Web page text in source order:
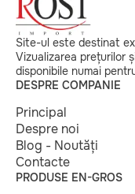
Site-ul este destinat
Vizualizarea prețurilor
disponibile numai
DESPRE COMPANIE
Principal
Despre noi
Blog - Noutăți
Contacte
PRODUSE EN-GROS